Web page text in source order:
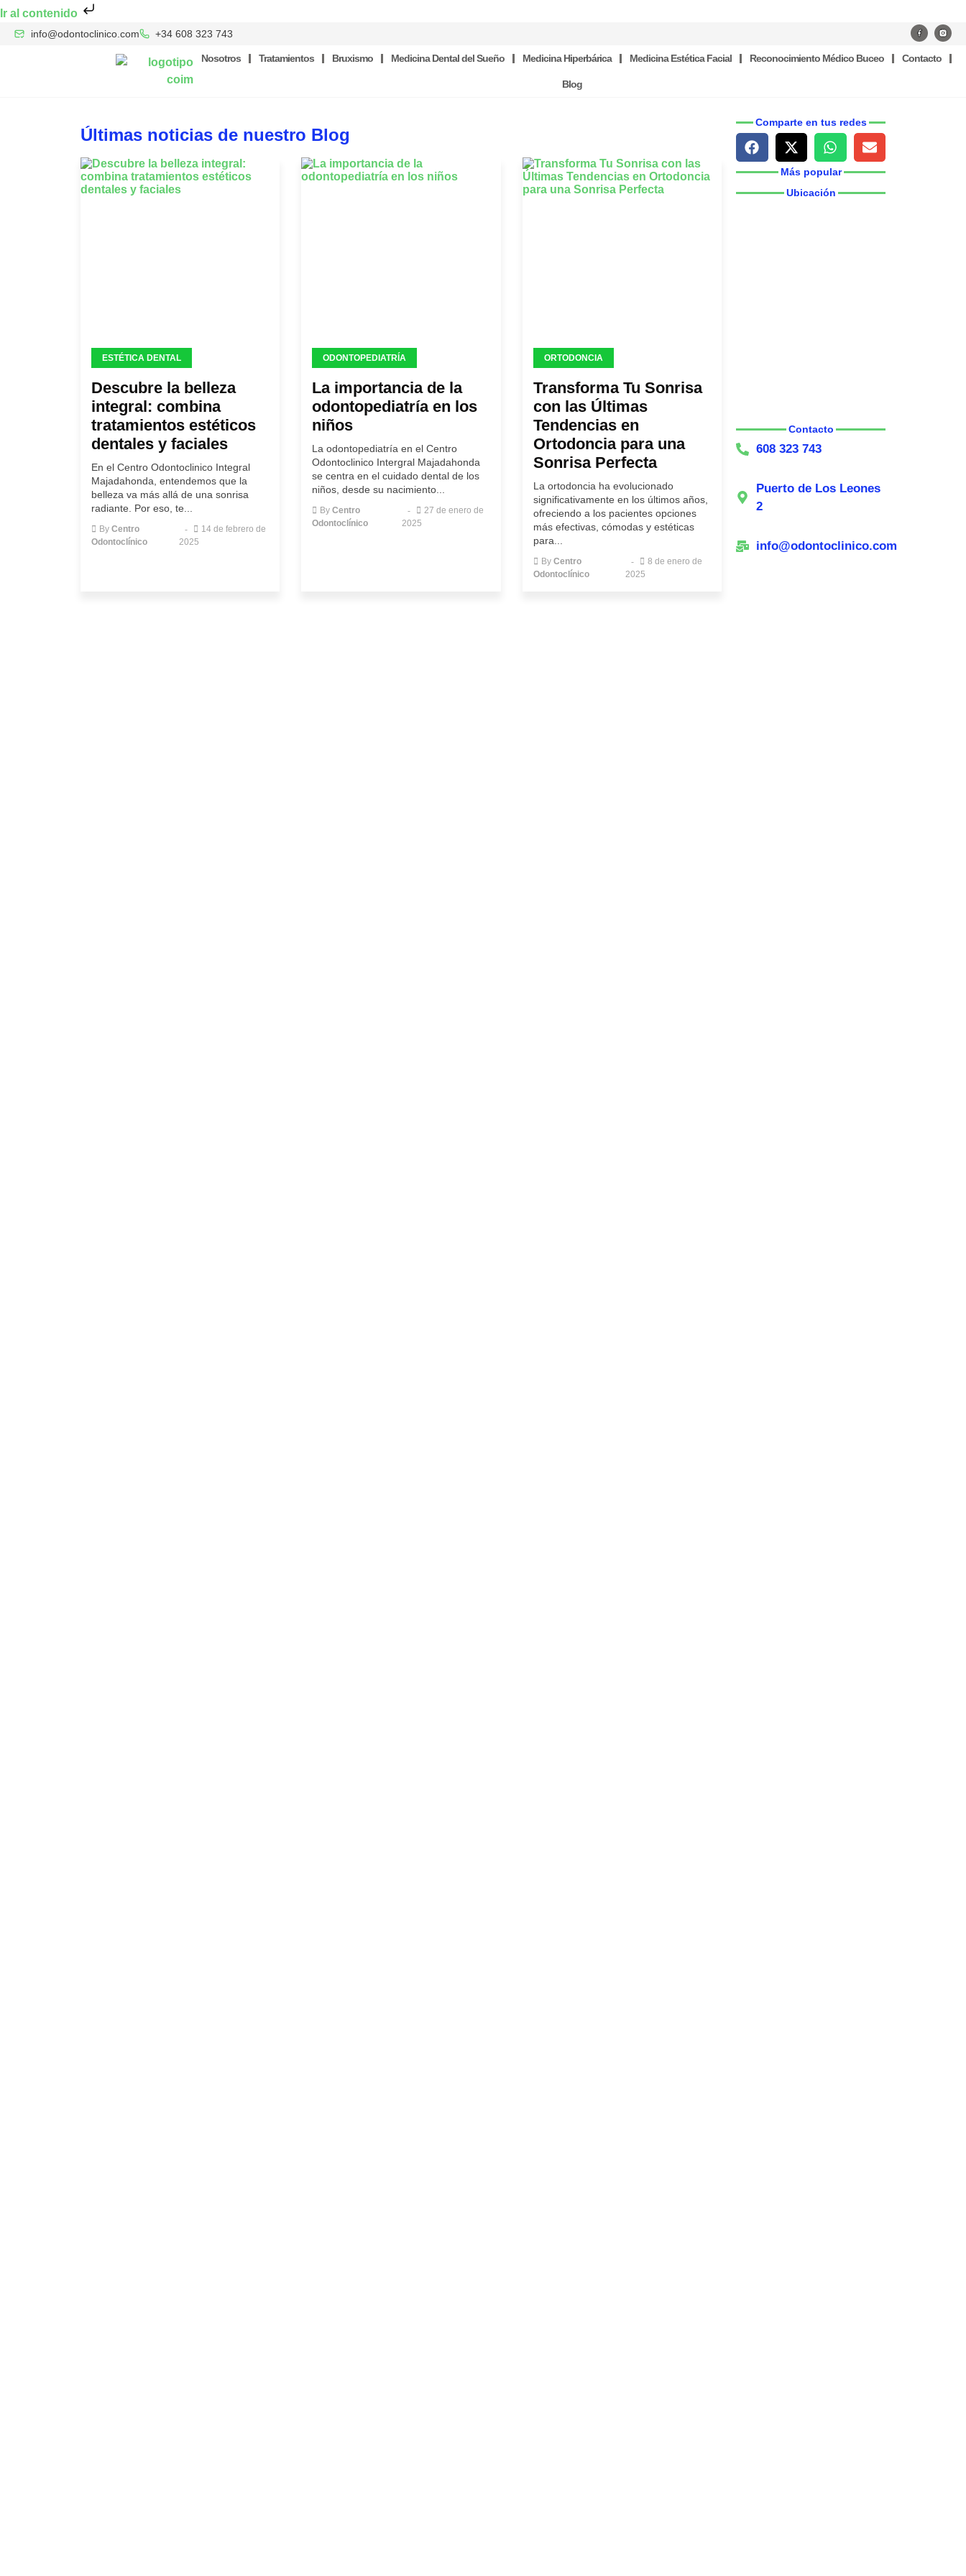
Ir al contenido
info@odontoclinico.com +34 608 323 743
Nosotros Tratamientos Bruxismo Medicina Dental del Sueño Medicina Hiperbárica Medicina Estética Facial Reconocimiento Médico Buceo Contacto
Blog
Últimas noticias de nuestro Blog
ESTÉTICA DENTAL
Descubre la belleza
integral: combina
tratamientos estéticos
dentales y faciales
En el Centro Odontoclinico Integral
Majadahonda, entendemos que la
belleza va más allá de una sonrisa
radiante. Por eso, te...
By Centro
Odontoclínico
14 de febrero de
2025
ODONTOPEDIATRÍA
La importancia de la
odontopediatría en los
niños
La odontopediatría en el Centro
Odontoclinico Intergral Majadahonda
se centra en el cuidado dental de los
niños, desde su nacimiento...
ByCentro
Odontoclínico
27 de enero de
2025
ORTODONCIA
Transforma Tu Sonrisa
con las Últimas
Tendencias en
Ortodoncia para una
Sonrisa Perfecta
La ortodoncia ha evolucionado
significativamente en los últimos años,
ofreciendo a los pacientes opciones
más efectivas, cómodas y estéticas
para...
By Centro
Odontoclínico
8 de enero de
2025
Comparte en tus redes
Más popular
Ubicación
Contacto
608 323 743
Puerto de Los Leones
2
info@odontoclinico.com